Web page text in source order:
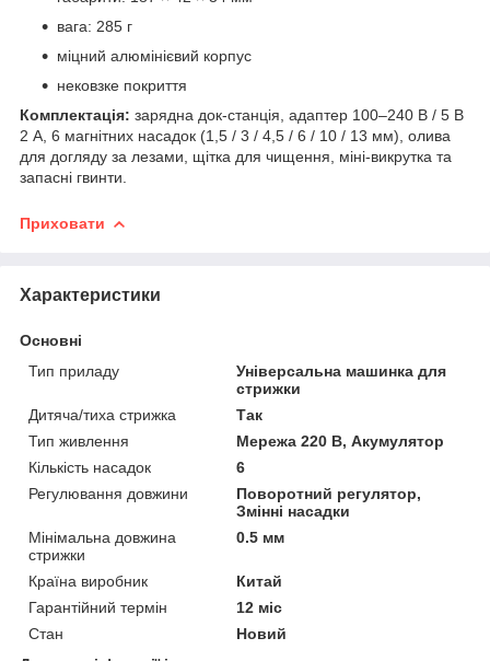
вага: 285 г
міцний алюмінієвий корпус
нековзке покриття
Комплектація: зарядна док-станція, адаптер 100–240 В / 5 В
2 А, 6 магнітних насадок (1,5 / 3 / 4,5 / 6 / 10 / 13 мм), олива
для догляду за лезами, щітка для чищення, міні-викрутка та
запасні гвинти.
Приховати
Характеристики
Основні
Тип приладу
Універсальна машинка для
стрижки
Дитяча/тиха стрижка
Так
Тип живлення
Мережа 220 В, Акумулятор
Кількість насадок
6
Регулювання довжини
Поворотний регулятор,
Змінні насадки
Мінімальна довжина
стрижки
0.5 мм
Країна виробник
Китай
Гарантійний термін
12 міс
Стан
Новий